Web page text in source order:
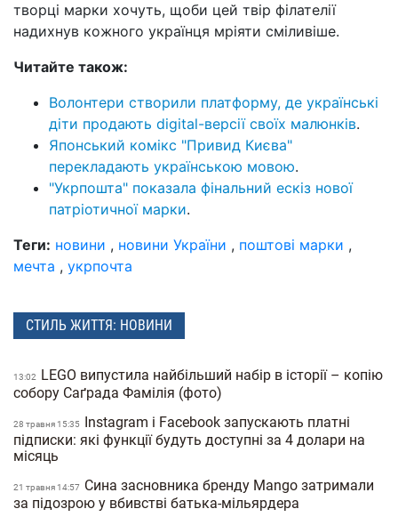
творці марки хочуть, щоби цей твір філателії
надихнув кожного українця мріяти сміливіше.
Читайте також:
Волонтери створили платформу, де українські
діти продають digital-версії своїх малюнків.
Японський комікс "Привид Києва"
перекладають українською мовою.
"Укрпошта" показала фінальний ескіз нової
патріотичної марки.
Теги: новини , новини України , поштові марки ,
мечта , укрпочта
СТИЛЬ ЖИТТЯ: НОВИНИ
13:02
LEGO випустила найбільший набір в історії – копію
собору Саґрада Фамілія (фото)
28 травня 15:35 Instagram і Facebook запускають платні
підписки: які функції будуть доступні за 4 долари на
місяць
21 травня 14:57
Сина засновника бренду Mango затримали
за підозрою у вбивстві батька-мільярдера